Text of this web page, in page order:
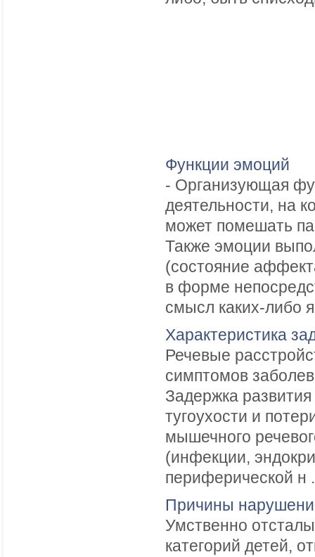
Функции эмоций
- Организующая
деятельности, на
может помешать
Также эмоции
(состояние
в форме
смысл каких-либо
Характеристика
Речевые
симптомов
Задержка
тугоухости и
мышечного
(инфекции,
периферической н
Причины
Умственно
категорий детей,